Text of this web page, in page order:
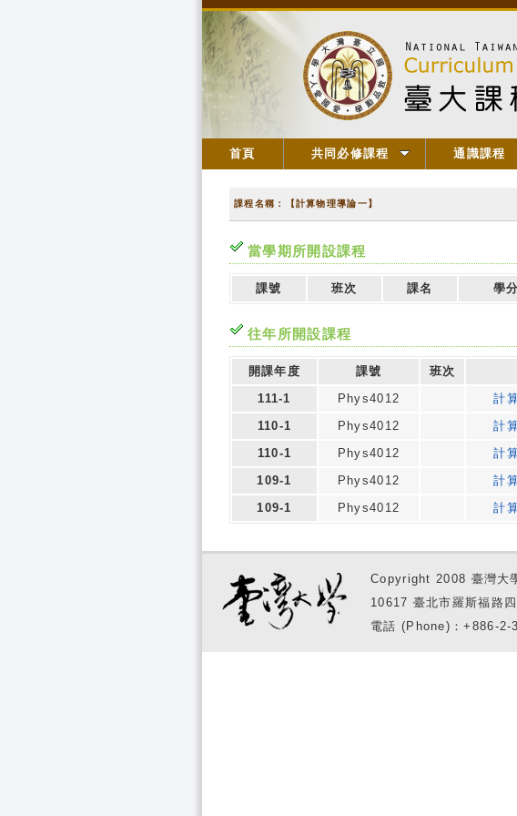
首頁 共同必修課程 通識課程
課程名稱：【計算物理導論一】
當學期所開設課程
課號 班次 課名 學
往年所開設課程
開課年度 課號 班次
111-1
Phys4012 計
110-1
Phys4012 計
110-1
Phys4012 計
109-1
Phys4012 計
109-1
Phys4012 計
Copyright 2008 臺灣
10617 臺北市羅斯福
電話 (Phone)：+886-